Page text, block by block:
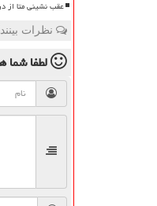
عقب نشینی متا از
نظرات
لطفا شما